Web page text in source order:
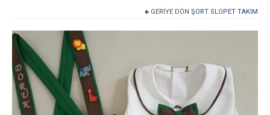
Hakkımızda
Mağaza
İletişim
GERIYE DÖN ŞORT SLOPET TAKIM